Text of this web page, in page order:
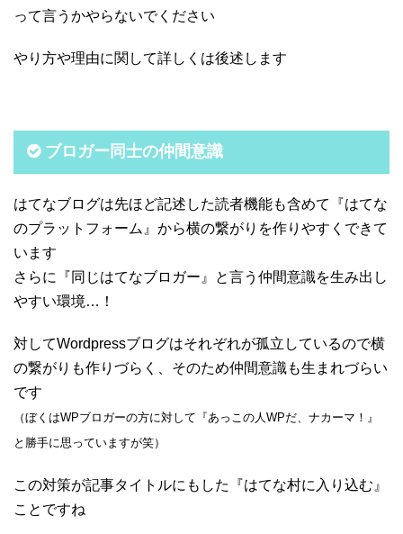
って言うかやらないでください
やり方や理由に関して詳しくは後述します
ブロガー同士の仲間意識
はてなブログは先ほど記述した読者機能も含めて『はてな
のプラットフォーム』から横の繋がりを作りやすくできて
います
さらに『同じはてなブロガー』と言う仲間意識を生み出し
やすい環境…！
対してWordpressブログはそれぞれが孤立しているので横
の繋がりも作りづらく、そのため仲間意識も生まれづらい
です
（ぼくはWPブロガーの方に対して『あっこの人WPだ、ナカーマ！』
と勝手に思っていますが笑）
この対策が記事タイトルにもした『はてな村に入り込む』
ことですね